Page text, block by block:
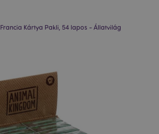
Francia Kártya Pakli, 54 lapos - Állatvilág